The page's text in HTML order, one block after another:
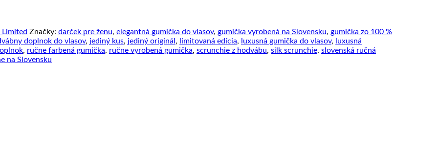
Limited Značky: darček pre ženu, elegantná gumička do vlasov, gumička vyrobená na Slovensku, gumička zo 100 %
doplnok do vlasov, jediný kus, jediný originál , limitovaná edícia, luxusná gumička do vlasov,
luxusná
, ručne farbená gumička, ručne vyrobená gumička, scrunchie z hodvábu, silk scrunchie, slovenská ručná
na Slovensku